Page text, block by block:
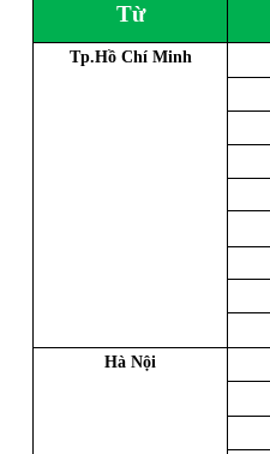
Từ
Tp.Hồ Chí Minh
Hà Nội